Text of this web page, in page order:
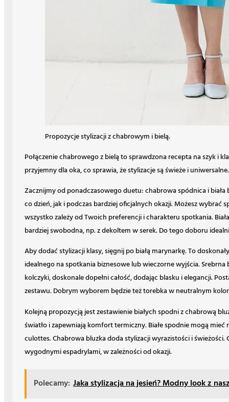
Propozycje stylizacji z chabrowym i bielą.
Połączenie chabrowego z bielą to sprawdzona recepta na szyk i
przyjemny dla oka, co sprawia, że stylizacje są świeże i uniwersalne.
Zacznijmy od ponadczasowego duetu: chabrowa spódnica i
co dzień, jak i podczas bardziej oficjalnych okazji. Możesz wybrać
wszystko zależy od Twoich preferencji i charakteru spotkania.
bardziej swobodna, np. z dekoltem w serek. Do tego doboru
Aby dodać stylizacji klasy, sięgnij po białą marynarkę. To
idealnego na spotkania biznesowe lub wieczorne wyjścia.
kolczyki, doskonale dopełni całość, dodając blasku i elegancji.
zestawu. Dobrym wyborem będzie też torebka w neutralnym
Kolejną propozycją jest zestawienie białych spodni z chabrową
światło i zapewniają komfort termiczny. Białe spodnie mogą
culottes. Chabrowa bluzka doda stylizacji wyrazistości i świeżości.
wygodnymi espadrylami, w zależności od okazji.
Polecamy: Jaka stylizacja na jesień? Modny look z